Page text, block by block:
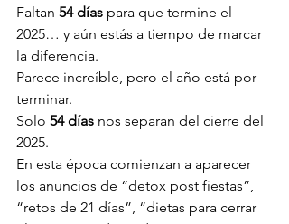
Faltan 54 días para que termine el
2025… y aún estás a tiempo de marcar
la diferencia.
Parece increíble, pero el año está por
terminar.
Solo 54 días nos separan del cierre del
2025.
En esta época comienzan a aparecer
los anuncios de “detox post fiestas”,
“retos de 21 días”, “dietas para cerrar